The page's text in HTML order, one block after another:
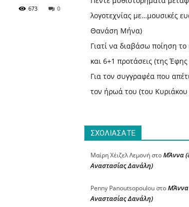
0
673
λογοτεχνίας με…μουσικές
Θανάση Μήνα)
Γιατί να διαβάσω ποίηση το
και 6+1 προτάσεις (της
Για τον συγγραφέα που
τον ήρωά του (του
ΣΧΟΛΙΑΣΑΤΕ
Μαίρη Χέιζελ ΛεμονήστοΜΆννα
Αναστασίας Δανάλη)
Penny PanoutsopoulouστοΜΆννα
Αναστασίας Δανάλη)